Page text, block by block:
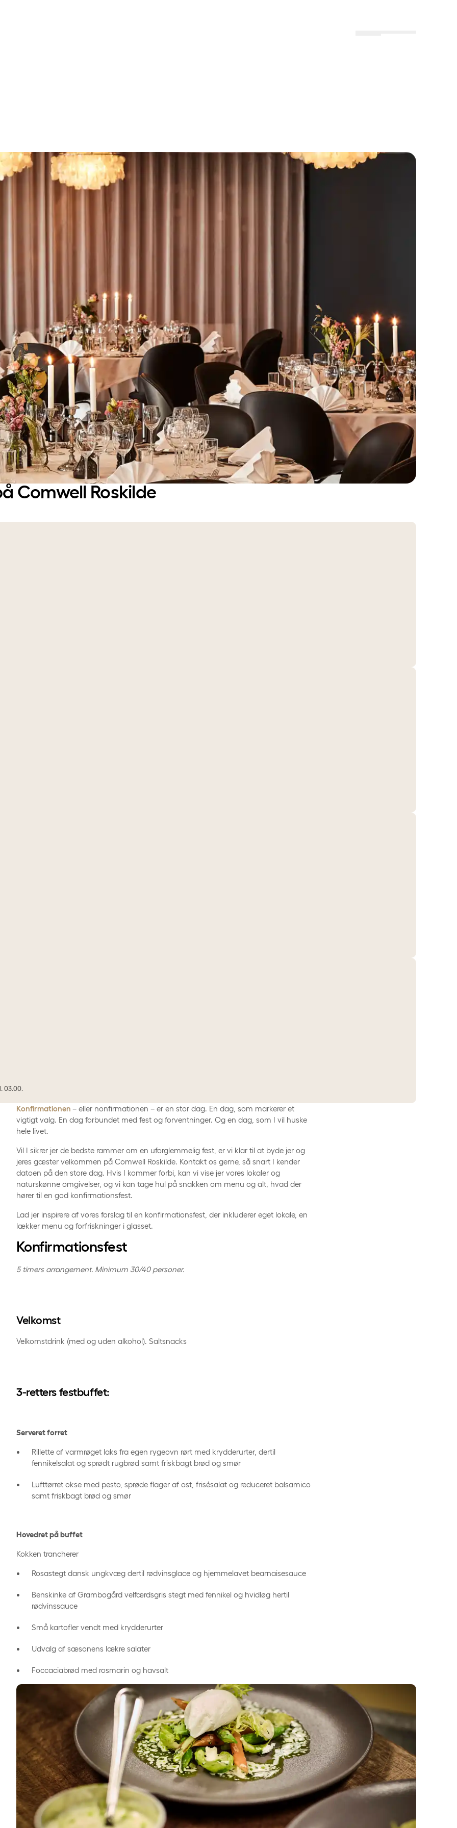
Comwell Roskilde
03.00.
Konfirmationen – eller nonfirmationen – er en stor dag. En dag, som markerer et
vigtigt valg. En dag forbundet med fest og forventninger. Og en dag, som I vil huske
hele livet.
Vil I sikrer jer de bedste rammer om en uforglemmelig fest, er vi klar til at byde jer og
jeres gæster velkommen på Comwell Roskilde. Kontakt os gerne, så snart I kender
datoen på den store dag. Hvis I kommer forbi, kan vi vise jer vores lokaler og
naturskønne omgivelser, og vi kan tage hul på snakken om menu og alt, hvad der
hører til en god konfirmationsfest.
Lad jer inspirere af vores forslag til en konfirmationsfest, der inkluderer eget lokale, en
lækker menu og forfriskninger i glasset.
Konfirmationsfest
5 timers arrangement. Minimum 30/40 personer.
Velkomst
Velkomstdrink (med og uden alkohol). Saltsnacks
3-retters festbuffet:
Serveret forret
Rillette af varmrøget laks fra egen rygeovn rørt med krydderurter, dertil
fennikelsalat og sprødt rugbrød samt friskbagt brød og smør
Lufttørret okse med pesto, sprøde flager af ost, frisésalat og reduceret balsamico
samt friskbagt brød og smør
Hovedret på buffet
Kokken trancherer
Rosastegt dansk ungkvæg dertil rødvinsglace og hjemmelavet bearnaisesauce
Benskinke af Grambogård velfærdsgris stegt med fennikel og hvidløg hertil
rødvinssauce
Små kartofler vendt med krydderurter
Udvalg af sæsonens lækre salater
Foccaciabrød med rosmarin og havsalt